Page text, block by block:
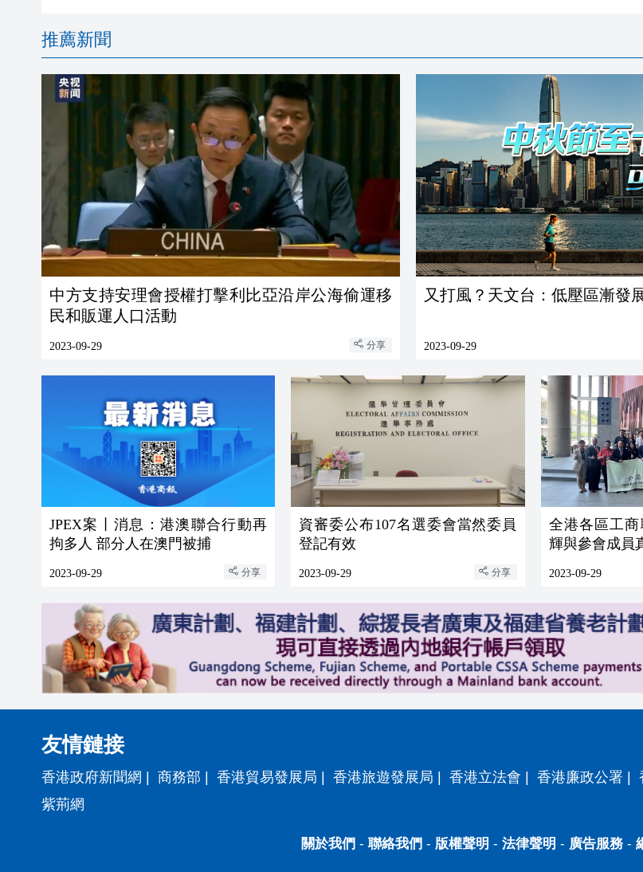
推薦新聞
中方支持安理會授權打擊利比亞沿岸公海偷運移
民和販運人口活動
2023-09-29 分享
又打風？天文台：低壓區漸發
2023-09-29
JPEX案丨消息：港澳聯合行動再
拘多人 部分人在澳門被捕
2023-09-29 分享
資審委公布107名選委會當然委員
登記有效
2023-09-29 分享
全港各區工
輝與參會成員
2023-09-29
友情鏈接
香港政府新聞網 | 商務部 | 香港貿易發展局 | 香港旅遊發展局 | 香港立法會 | 香港廉政公署 |
紫荊網
關於我們 - 聯絡我們 - 版權聲明 - 法律聲明 - 廣告服務-